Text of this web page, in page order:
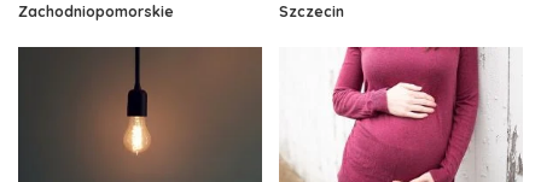
Zachodniopomorskie
Szczecin